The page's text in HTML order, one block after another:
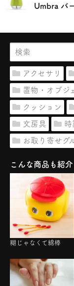
Umbra バ
アクセサリ
置物・オブジェ
クッション
文房具 時
お取り寄せグ
こんな商品も紹
糊じゃなくて綿棒